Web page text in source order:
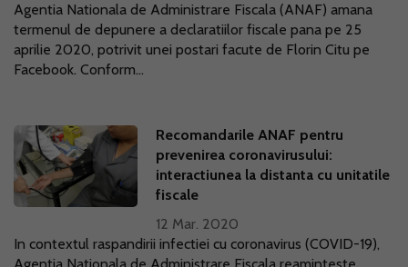
Agentia Nationala de Administrare Fiscala (ANAF) amana
termenul de depunere a declaratiilor fiscale pana pe 25
aprilie 2020, potrivit unei postari facute de Florin Citu pe
Facebook. Conform...
Recomandarile ANAF pentru
prevenirea coronavirusului:
interactiunea la distanta cu unitatile
fiscale
12 Mar. 2020
In contextul raspandirii infectiei cu coronavirus (COVID-19),